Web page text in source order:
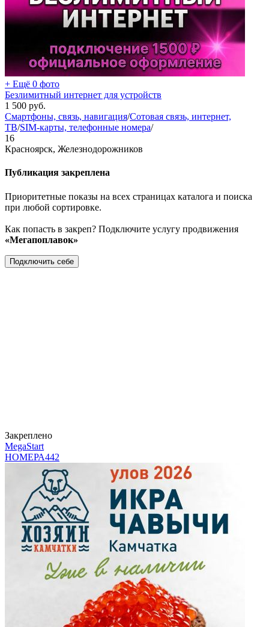
+ Ещё 0 фото
Безлимитный интернет для устройств
1 500 руб.
Смартфоны, связь, навигация/Сотовая связь, интернет,
ТВ/SIM-карты, телефонные номера/
16
Красноярск, Железнодорожников
Публикация закреплена
Приоритетные показы на всех страницах каталога и поиска
при любой сортировке.
Как попасть в закреп? Подключите услугу продвижения
«Мегапоплавок»
Подключить себе
Закреплено
MegaStart
НОМЕРА442